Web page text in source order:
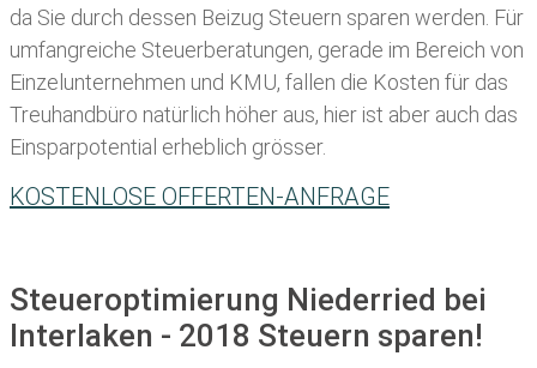
da Sie durch dessen Beizug Steuern sparen werden. Für
umfangreiche Steuerberatungen, gerade im Bereich von
Einzelunternehmen und KMU, fallen die Kosten für das
Treuhandbüro natürlich höher aus, hier ist aber auch das
Einsparpotential erheblich grösser.
KOSTENLOSE OFFERTEN-ANFRAGE
Steueroptimierung Niederried bei
Interlaken - 2018 Steuern sparen!